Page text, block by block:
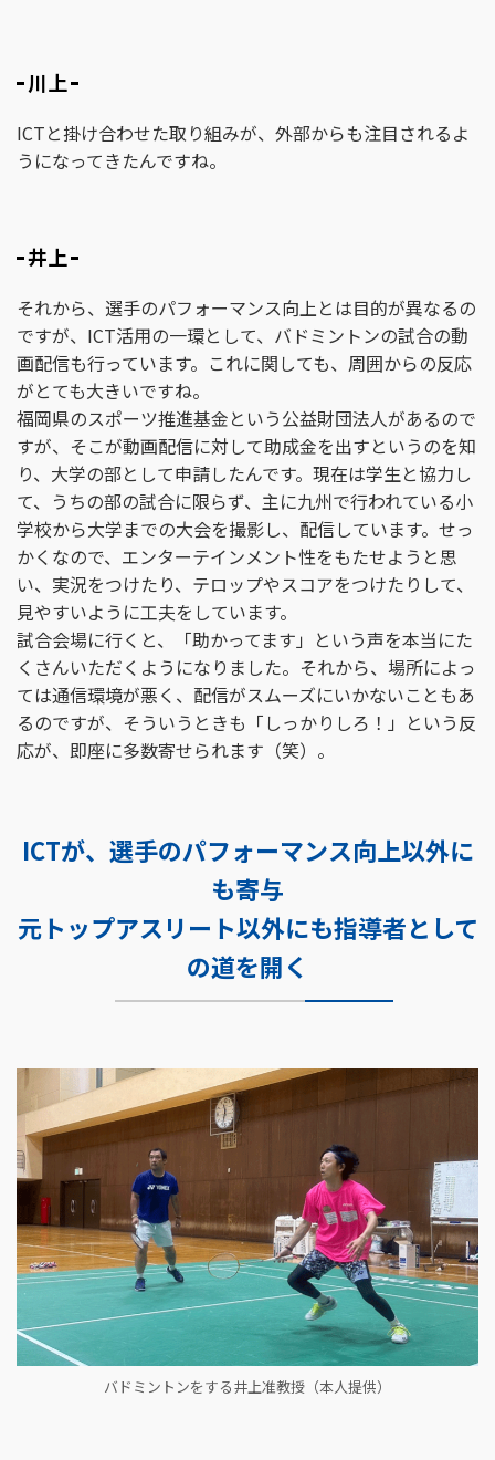
川上
ICTと掛け合わせた取り組みが、外部からも注目されるよ
うになってきたんですね。
井上
それから、選手のパフォーマンス向上とは目的が異なるの
ですが、ICT活用の一環として、バドミントンの試合の動
画配信も行っています。これに関しても、周囲からの反応
がとても大きいですね。
福岡県のスポーツ推進基金という公益財団法人があるので
すが、そこが動画配信に対して助成金を出すというのを知
り、大学の部として申請したんです。現在は学生と協力し
て、うちの部の試合に限らず、主に九州で行われている小
学校から大学までの大会を撮影し、配信しています。せっ
かくなので、エンターテインメント性をもたせようと思
い、実況をつけたり、テロップやスコアをつけたりして、
見やすいように工夫をしています。
試合会場に行くと、「助かってます」という声を本当にた
くさんいただくようになりました。それから、場所によっ
ては通信環境が悪く、配信がスムーズにいかないこともあ
るのですが、そういうときも「しっかりしろ！」という反
応が、即座に多数寄せられます（笑）。
ICTが、選手のパフォーマンス向上以外に
も寄与
元トップアスリート以外にも指導者として
の道を開く
バドミントンをする井上准教授（本人提供）